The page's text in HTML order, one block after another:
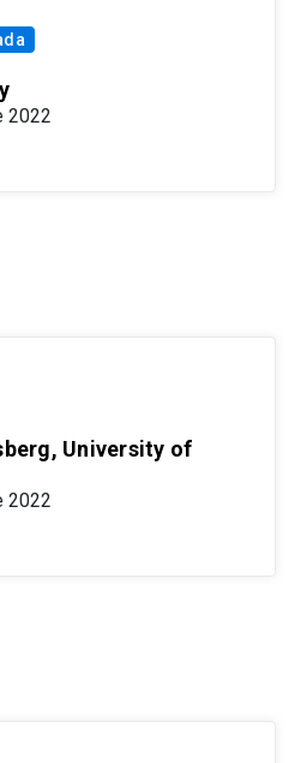
2022
University of
2022